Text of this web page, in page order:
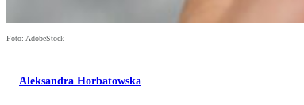
Foto: AdobeStock
Aleksandra Horbatowska